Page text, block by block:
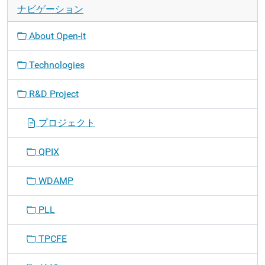
ナビゲーション
About Open-It
Technologies
R&D Project
プロジェクト
QPIX
WDAMP
PLL
TPCFE